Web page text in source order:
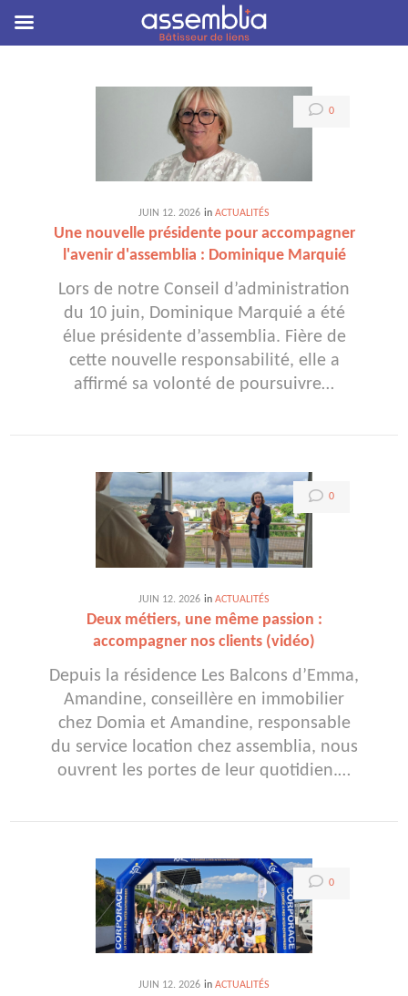
0
JUIN 12. 2026 in ACTUALITÉS
Une nouvelle présidente pour accompagner
l'avenir d'assemblia : Dominique Marquié
Lors de notre Conseil d’administration
du 10 juin, Dominique Marquié a été
élue présidente d’assemblia. Fière de
cette nouvelle responsabilité, elle a
affirmé sa volonté de poursuivre…
0
JUIN 12. 2026 in ACTUALITÉS
Deux métiers, une même passion :
accompagner nos clients (vidéo)
Depuis la résidence Les Balcons d’Emma,
Amandine, conseillère en immobilier
chez Domia et Amandine, responsable
du service location chez assemblia, nous
ouvrent les portes de leur quotidien.…
0
JUIN 12. 2026 in ACTUALITÉS